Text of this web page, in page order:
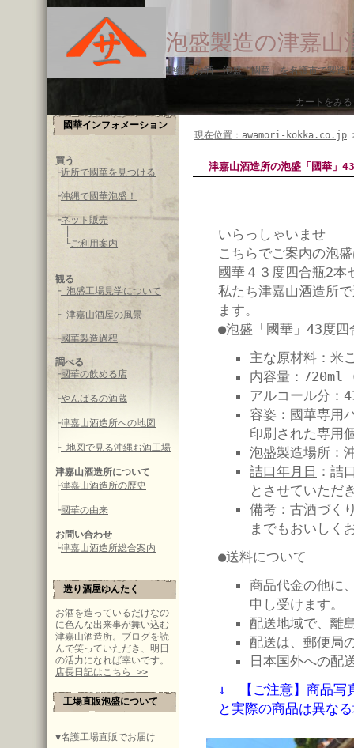
泡盛製造の津嘉山
沖縄のお酒・泡盛「國華」を名護市で製造
カートをみる
國華インフォメーション
買う
├近所で國華を見つける
├沖縄で國華泡盛！
└ネット販売
└ご利用案内
観る
├泡盛工場見学について
├津嘉山酒屋の風景
└國華製造過程
調べる
├國華の飲める店
├やんばるの酒蔵
├津嘉山酒造所への地図
├地図で見る沖縄お酒工場
津嘉山酒造所について
├津嘉山酒造所の歴史
└國華の由来
お問い合わせ
└津嘉山酒造所総合案内
造り酒屋ゆんたく
お酒を造っているだけなの
に色んな出来事が舞い込む
津嘉山酒造所。ブログを読
んで笑っていただき、明日
の活力になれば幸いです。
店長日記はこちら >>
工場直販泡盛について
▼名護工場直販でお届け
現在位置：awamori-kokka.co.jp
津嘉山酒造所の泡盛「國華」
いらっしゃいませ
こちらでご案内の泡
國華４３度四合瓶2本
私たち津嘉山酒造所
ます。
●泡盛「國華」43度
主な原材料：米
内容量：
アルコール分：
容姿：國華専用
印刷された専用
泡盛製造場所：
詰口年月日 ：詰
とさせていただ
備考：古酒づく
までもおいしく
●送料について
商品代金の他に
申し受けます。
配送地域で、離
配送は、郵便局
日本国外への配
↓ 【ご注意】商品写
と実際の商品は異な